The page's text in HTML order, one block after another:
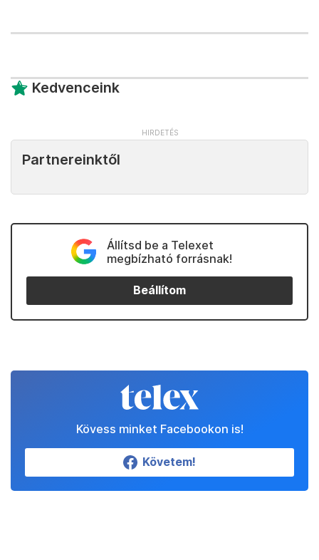
Kedvenceink
Partnereinktől
Állítsd be a Telexet
megbízható forrásnak!
Beállítom
Kövess minket Facebookon is!
Követem!